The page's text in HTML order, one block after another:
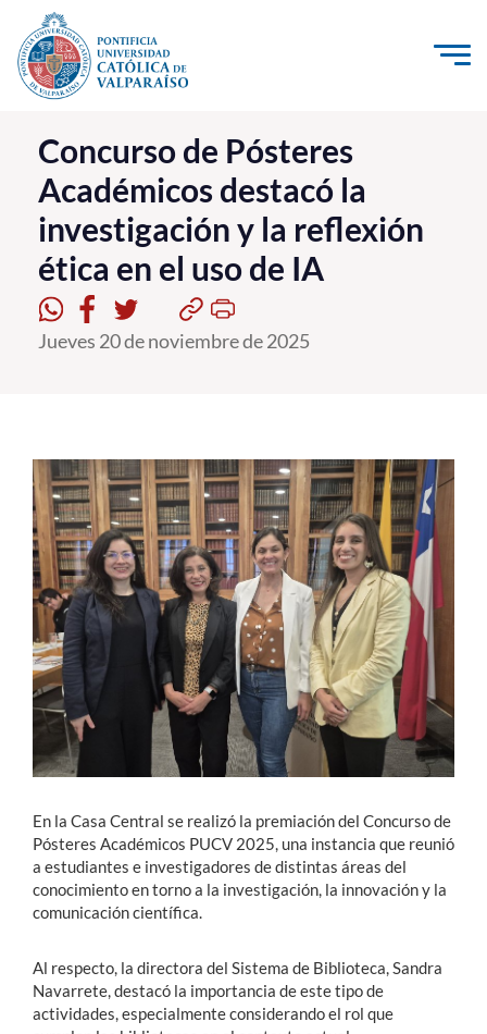
Click acá para ir directamente al contenido
La Universidad
Investigación, Creación e Innovación
PUCV Internacional
Vinculación con el Medio
Admisión
Formación Continua
Estudiantes
Académicos
Funcionarios
Alumni
English
Concurso de Pósteres
Académicos destacó la
investigación y la reflexión
ética en el uso de IA
Jueves 20 de noviembre de 2025
En la Casa Central se realizó la premiación del Concurso de
Pósteres Académicos PUCV 2025, una instancia que reunió
a estudiantes e investigadores de distintas áreas del
conocimiento en torno a la investigación, la innovación y la
comunicación científica.
Al respecto, la directora del Sistema de Biblioteca, Sandra
Navarrete, destacó la importancia de este tipo de
actividades, especialmente considerando el rol que